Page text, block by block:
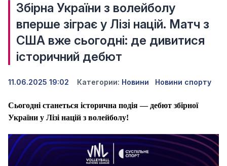
Збірна України з волейболу
вперше зіграє у Лізі націй. Матч з
США вже сьогодні: де дивитися
історичний дебют
11.06.2025 19:02 Категории: Новини Новини спорту
Сьогодні станеться історична подія — дебют збірної
України у Лізі націй з волейболу!